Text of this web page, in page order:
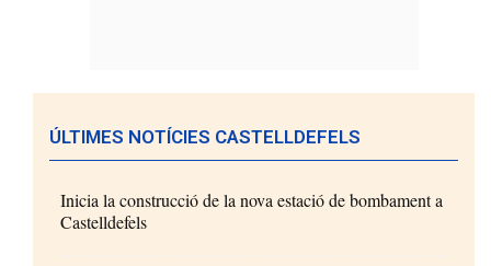
ÚLTIMES NOTÍCIES CASTELLDEFELS
Inicia la construcció de la nova estació de bombament a
Castelldefels